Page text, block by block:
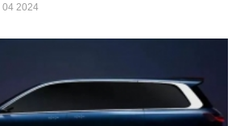
04 2024